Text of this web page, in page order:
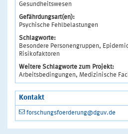
Gesundheitswesen
Gefährdungsart(en):
Psychische Fehlbelastungen
Schlagworte:
Besondere Personengruppen,
Risikofaktoren
Weitere Schlagworte zum Projekt:
Arbeitsbedingungen, Medizinische
Kontakt
forschungsfoerderung@dguv.de